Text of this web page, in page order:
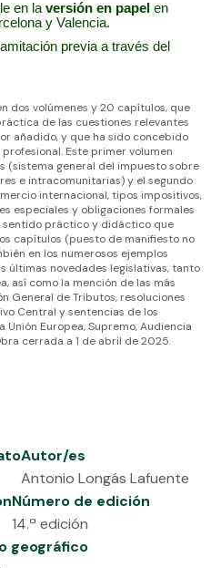
en la versión en papel en
y Valencia.
previa a través del
dos volúmenes y 20 capítulos, que
de las cuestiones relevantes
añadido, y que ha sido concebido
Este primer volumen
(sistema general del impuesto sobre
e intracomunitarias) y el segundo
internacional, tipos impositivos,
especiales y obligaciones formales
sentido práctico y didáctico que
capítulos (puesto de manifiesto no
en los numerosos ejemplos
últimas novedades legislativas, tanto
así como la mención de las más
General de Tributos, resoluciones
Central y sentencias de los
Europea, Supremo, Audiencia
cerrada a 1 de abril de 2025.
Autor/es
Antonio Longás Lafuente
Número de edición
14.ª edición
geográfico